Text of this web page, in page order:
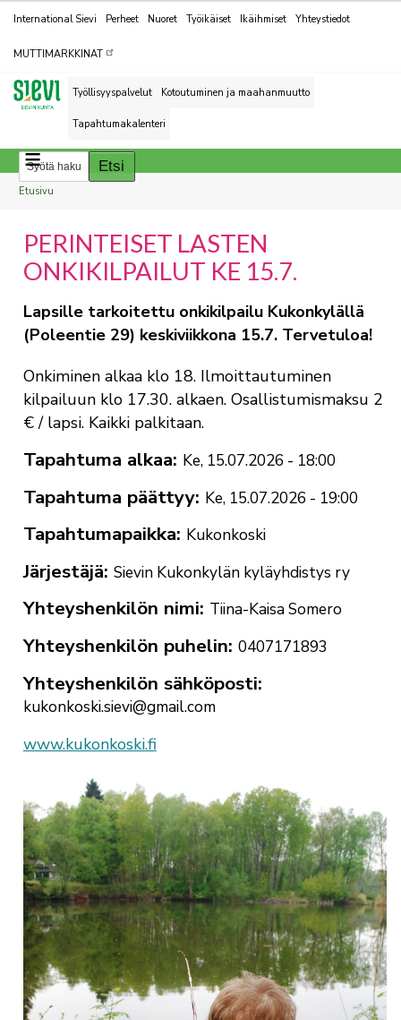
Kohderyhmät
International Sievi Perheet Nuoret Työikäiset Ikäihmiset Yhteystiedot
MUTTIMARKKINAT
Työllisyyspalvelut Kotoutuminen ja maahanmuutto
Tapahtumakalenteri
Breadcrumbs
You
here:
Etusivu
PERINTEISET LASTEN
ONKIKILPAILUT KE 15.7.
Lapsille tarkoitettu onkikilpailu Kukonkylällä
(Poleentie 29) keskiviikkona 15.7. Tervetuloa!
Onkiminen alkaa klo 18. Ilmoittautuminen
kilpailuun klo 17.30. alkaen. Osallistumismaksu 2
€ / lapsi. Kaikki palkitaan.
Tapahtuma alkaa Ke, 15.07.2026 - 18:00
Tapahtuma päättyy Ke, 15.07.2026 - 19:00
Tapahtumapaikka Kukonkoski
Järjestäjä Sievin Kukonkylän kyläyhdistys ry
Yhteyshenkilön nimi Tiina-Kaisa Somero
Yhteyshenkilön puhelin 0407171893
Yhteyshenkilön sähköposti
kukonkoski.sievi@gmail.com
www.kukonkoski.fi